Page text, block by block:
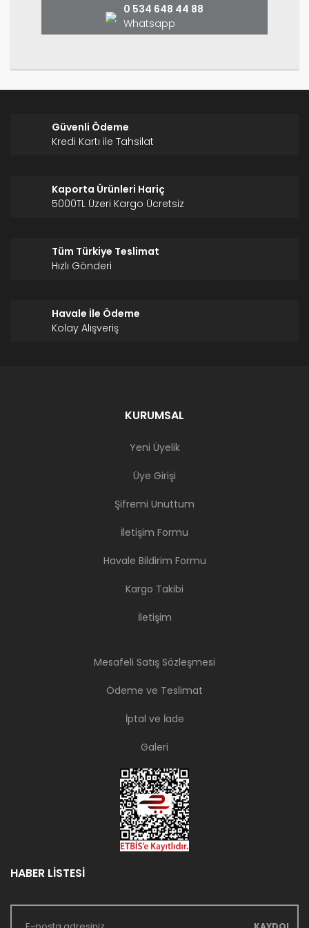
0 534 648 44 88
Whatsapp
Güvenli Ödeme
Kredi Kartı ile Tahsilat
Kaporta Ürünleri Hariç
5000TL Üzeri Kargo Ücretsiz
Tüm Türkiye Teslimat
Hızlı Gönderi
Havale İle Ödeme
Kolay Alışveriş
KURUMSAL
Yeni Üyelik
Üye Girişi
Şifremi Unuttum
İletişim Formu
Havale Bildirim Formu
Kargo Takibi
İletişim
Mesafeli Satış Sözleşmesi
Ödeme ve Teslimat
İptal ve İade
Galeri
HABER LİSTESİ